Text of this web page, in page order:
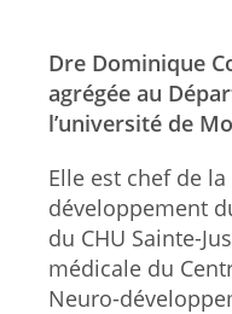
Dre Dominique
agrégée au
l’université de
Elle est chef de
développement
du CHU Sainte-
médicale du
Neuro-